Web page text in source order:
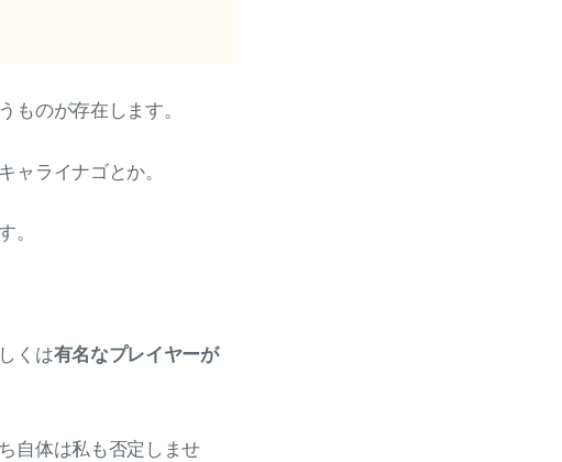
ものが存在します。
ャライナゴとか。
。
くは有名なプレイヤーが
自体は私も否定しませ